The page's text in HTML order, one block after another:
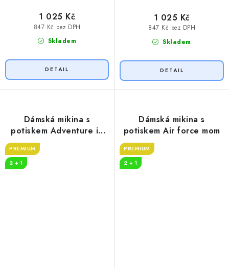
Skladem
847 Kč bez DPH
1 025 Kč
Skladem
847 Kč bez DPH
1 025 Kč
Dámská mikina s
potiskem Adventure in
PREMIUM
2 + 1
Dámská mikina s
potiskem Air force mom
PREMIUM
2 + 1